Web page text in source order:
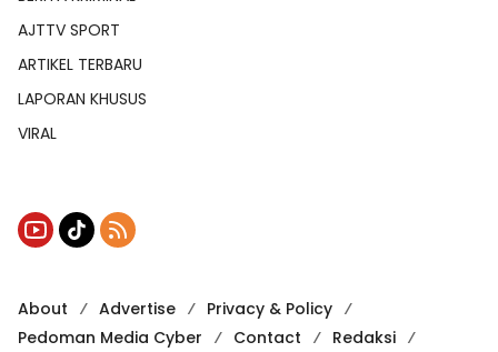
AJTTV SPORT
ARTIKEL TERBARU
LAPORAN KHUSUS
VIRAL
About Advertise
Privacy & Policy
Pedoman Media Cyber
Contact Redaksi